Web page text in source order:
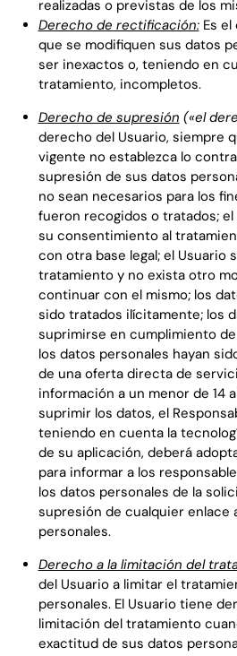
realizadas o previstas de los
Derecho de rectificación:Es el
que se modifiquen sus datos
ser inexactos o, teniendo en
tratamiento, incompletos.
Derecho de supresión («el
derecho del Usuario, siempre
vigente no establezca lo
supresión de sus datos
no sean necesarios para los
fueron recogidos o tratados;
su consentimiento al
con otra base legal; el Usuario
tratamiento y no exista otro
continuar con el mismo; los
sido tratados ilícitamente; los
suprimirse en cumplimiento
los datos personales hayan
de una oferta directa de
información a un menor de 14
suprimir los datos, el
teniendo en cuenta la
de su aplicación, deberá
para informar a los
los datos personales de la
supresión de cualquier enlace
personales.
Derecho a la limitación del
del Usuario a limitar el
personales. El Usuario tiene
limitación del tratamiento
exactitud de sus datos